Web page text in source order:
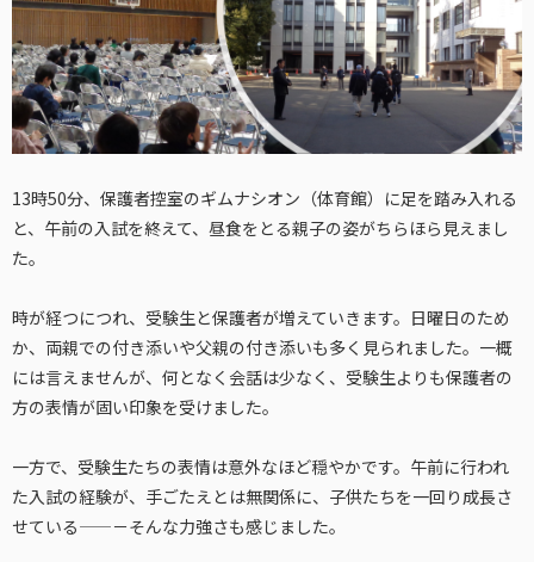
13時50分、保護者控室のギムナシオン（体育館）に足を踏み入れる
と、午前の入試を終えて、昼食をとる親子の姿がちらほら見えまし
た。
時が経つにつれ、受験生と保護者が増えていきます。日曜日のため
か、両親での付き添いや父親の付き添いも多く見られました。一概
には言えませんが、何となく会話は少なく、受験生よりも保護者の
方の表情が固い印象を受けました。
一方で、受験生たちの表情は意外なほど穏やかです。午前に行われ
た入試の経験が、手ごたえとは無関係に、子供たちを一回り成長さ
せている——－そんな力強さも感じました。